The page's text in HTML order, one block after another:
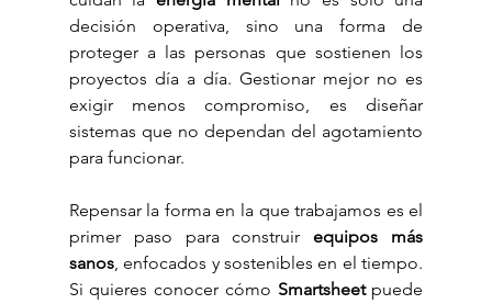
decisión operativa, sino una forma de
proteger a las personas que sostienen los
proyectos día a día. Gestionar mejor no es
exigir menos compromiso, es diseñar
sistemas que no dependan del agotamiento
para funcionar.
Repensar la forma en la que trabajamos es el
primer paso para construir equipos más
sanos, enfocados y sostenibles en el tiempo.
Si quieres conocer cómo Smartsheet puede